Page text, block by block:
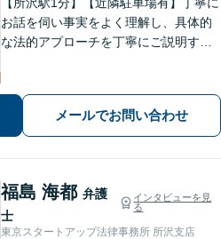
お話を伺い事実をよく理解し、具体的
な法的アプローチを丁寧にご説明する
手伝いをいたします。どうぞお気軽に
ご相談ください。メールでお問い合わせ
福島 海都 弁護
士
インタビューを見
る
東京スタートアップ法律事務所 所沢支店